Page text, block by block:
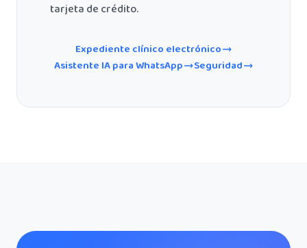
tarjeta de crédito.
Expediente clínico electrónico
Asistente IA para WhatsApp
Seguridad